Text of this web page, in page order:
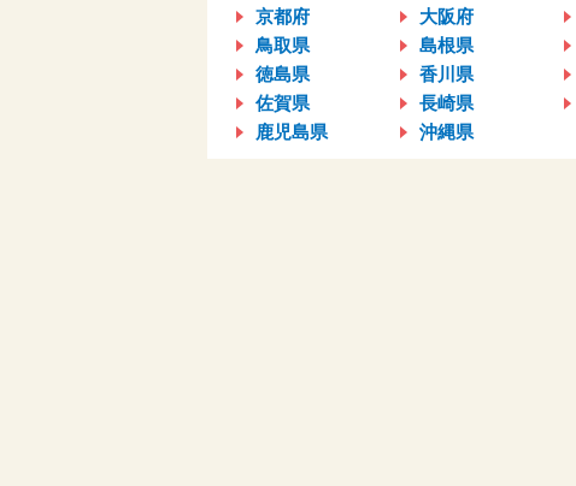
京都府
大阪府
鳥取県
島根県
徳島県
香川県
佐賀県
長崎県
鹿児島県
沖縄県